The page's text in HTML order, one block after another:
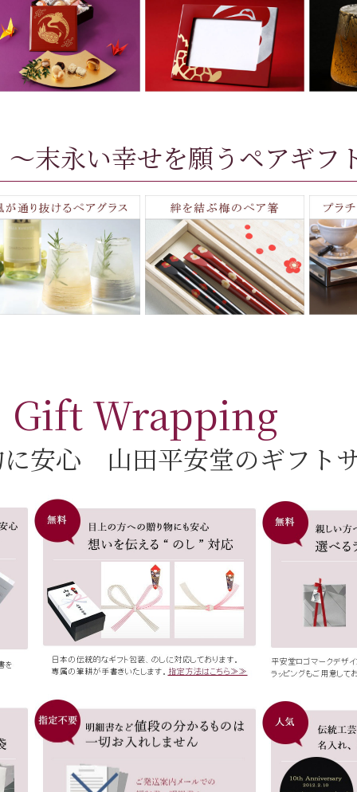
～末永い幸せを願うペアギフ
Gift Wrapping
安心 山田平安堂のギフト